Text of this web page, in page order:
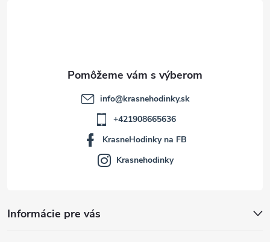
Informácie pre vás
info@krasnehodinky.sk
+421908665636
KrasneHodinky na FB
Krasnehodinky